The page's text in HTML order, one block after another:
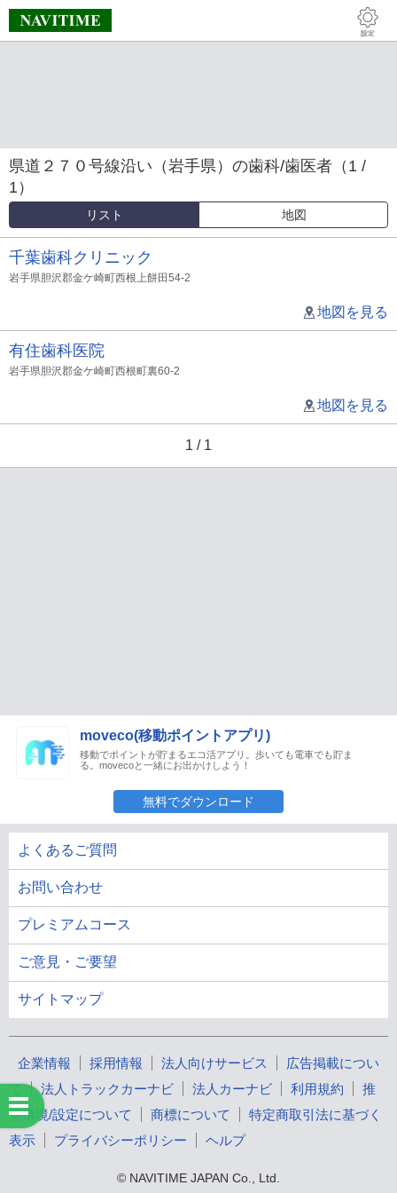
県道２７０号線沿い（岩手県）の歯科/歯医者（1 /
1）
リスト 地図
千葉歯科クリニック
岩手県胆沢郡金ケ崎町西根上餅田54-2
地図を見る
有住歯科医院
岩手県胆沢郡金ケ崎町西根町裏60-2
地図を見る
1 / 1
moveco(移動ポイントアプリ)
移動でポイントが貯まるエコ活アプリ。歩いても電車でも貯ま
る。movecoと一緒にお出かけしよう！
無料でダウンロード
よくあるご質問
お問い合わせ
プレミアムコース
ご意見・ご要望
サイトマップ
企業情報 採用情報 法人向けサービス
広告掲載につい
て
法人トラックカーナビ 法人カーナビ 利用規約
推
奨環境/設定について
商標について
特定商取引法に基づく
表示
プライバシーポリシー ヘルプ
© NAVITIME JAPAN Co., Ltd.